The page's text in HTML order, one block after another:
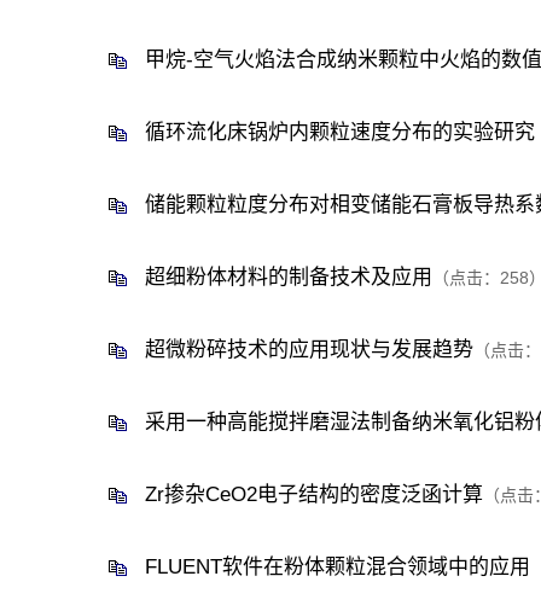
甲烷-空气火焰法合成纳米颗粒中火焰的数
循环流化床锅炉内颗粒速度分布的实验研究
储能颗粒粒度分布对相变储能石膏板导热系
超细粉体材料的制备技术及应用 （点击： 258
超微粉碎技术的应用现状与发展趋势 （点击：
采用一种高能搅拌磨湿法制备纳米氧化铝粉
Zr掺杂CeO2电子结构的密度泛函计算 （点击
FLUENT软件在粉体颗粒混合领域中的应用